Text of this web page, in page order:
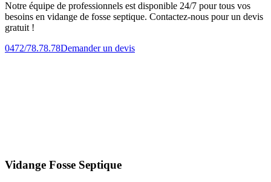
Notre équipe de professionnels est disponible 24/7 pour tous vos
besoins en vidange de fosse septique. Contactez-nous pour un devis
gratuit !
0472/78.78.78Demander un devis
Vidange Fosse Septique